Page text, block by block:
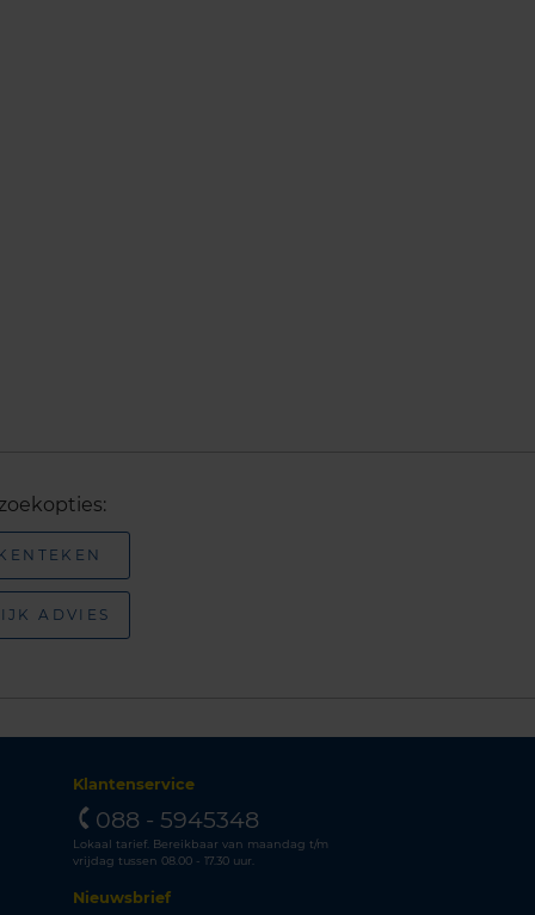
ADVIES
Klantenservice
088 - 5945348
Lokaal tarief. Bereikbaar van maandag t/m
vrijdag tussen 08.00 - 17.30 uur.
Nieuwsbrief